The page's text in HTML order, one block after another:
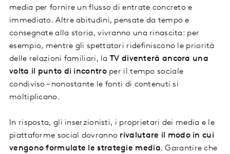
media per fornire un flusso di entrate concreto e
immediato. Altre abitudini, pensate da tempo e
consegnate alla storia, vivranno una rinascita: per
esempio, mentre gli spettatori ridefiniscono le priorità
delle relazioni familiari, laTV diventerà ancora una
volta il punto di incontroper il tempo sociale
condiviso – nonostante le fonti di contenuti si
moltiplicano.
In risposta, gli inserzionisti, i proprietari dei media e le
piattaforme social dovranno rivalutare il modo in cui
vengono formulate le strategie media. Garantire che